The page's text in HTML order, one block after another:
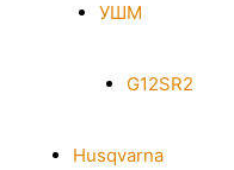
УШМ
G12SR2
Husqvarna